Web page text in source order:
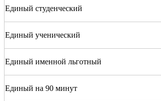
Единый студенческий
Единый ученический
Единый именной льготный
Единый на 90 минут